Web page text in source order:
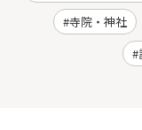
寺院・神社